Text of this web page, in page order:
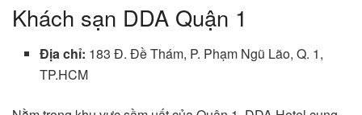
Khách sạn DDA Quận 1
Địa chỉ: 183 Đ. Đề Thám, P. Phạm Ngũ Lão, Q. 1,
TP.HCM